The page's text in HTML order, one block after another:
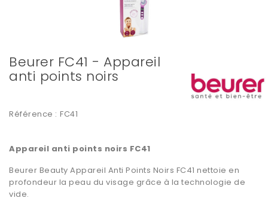
Beurer FC41 - Appareil
anti points noirs
Référence : FC41
Appareil anti points noirs FC41
Beurer Beauty Appareil Anti Points Noirs FC41 nettoie en
profondeur la peau du visage grâce à la technologie de
vide.